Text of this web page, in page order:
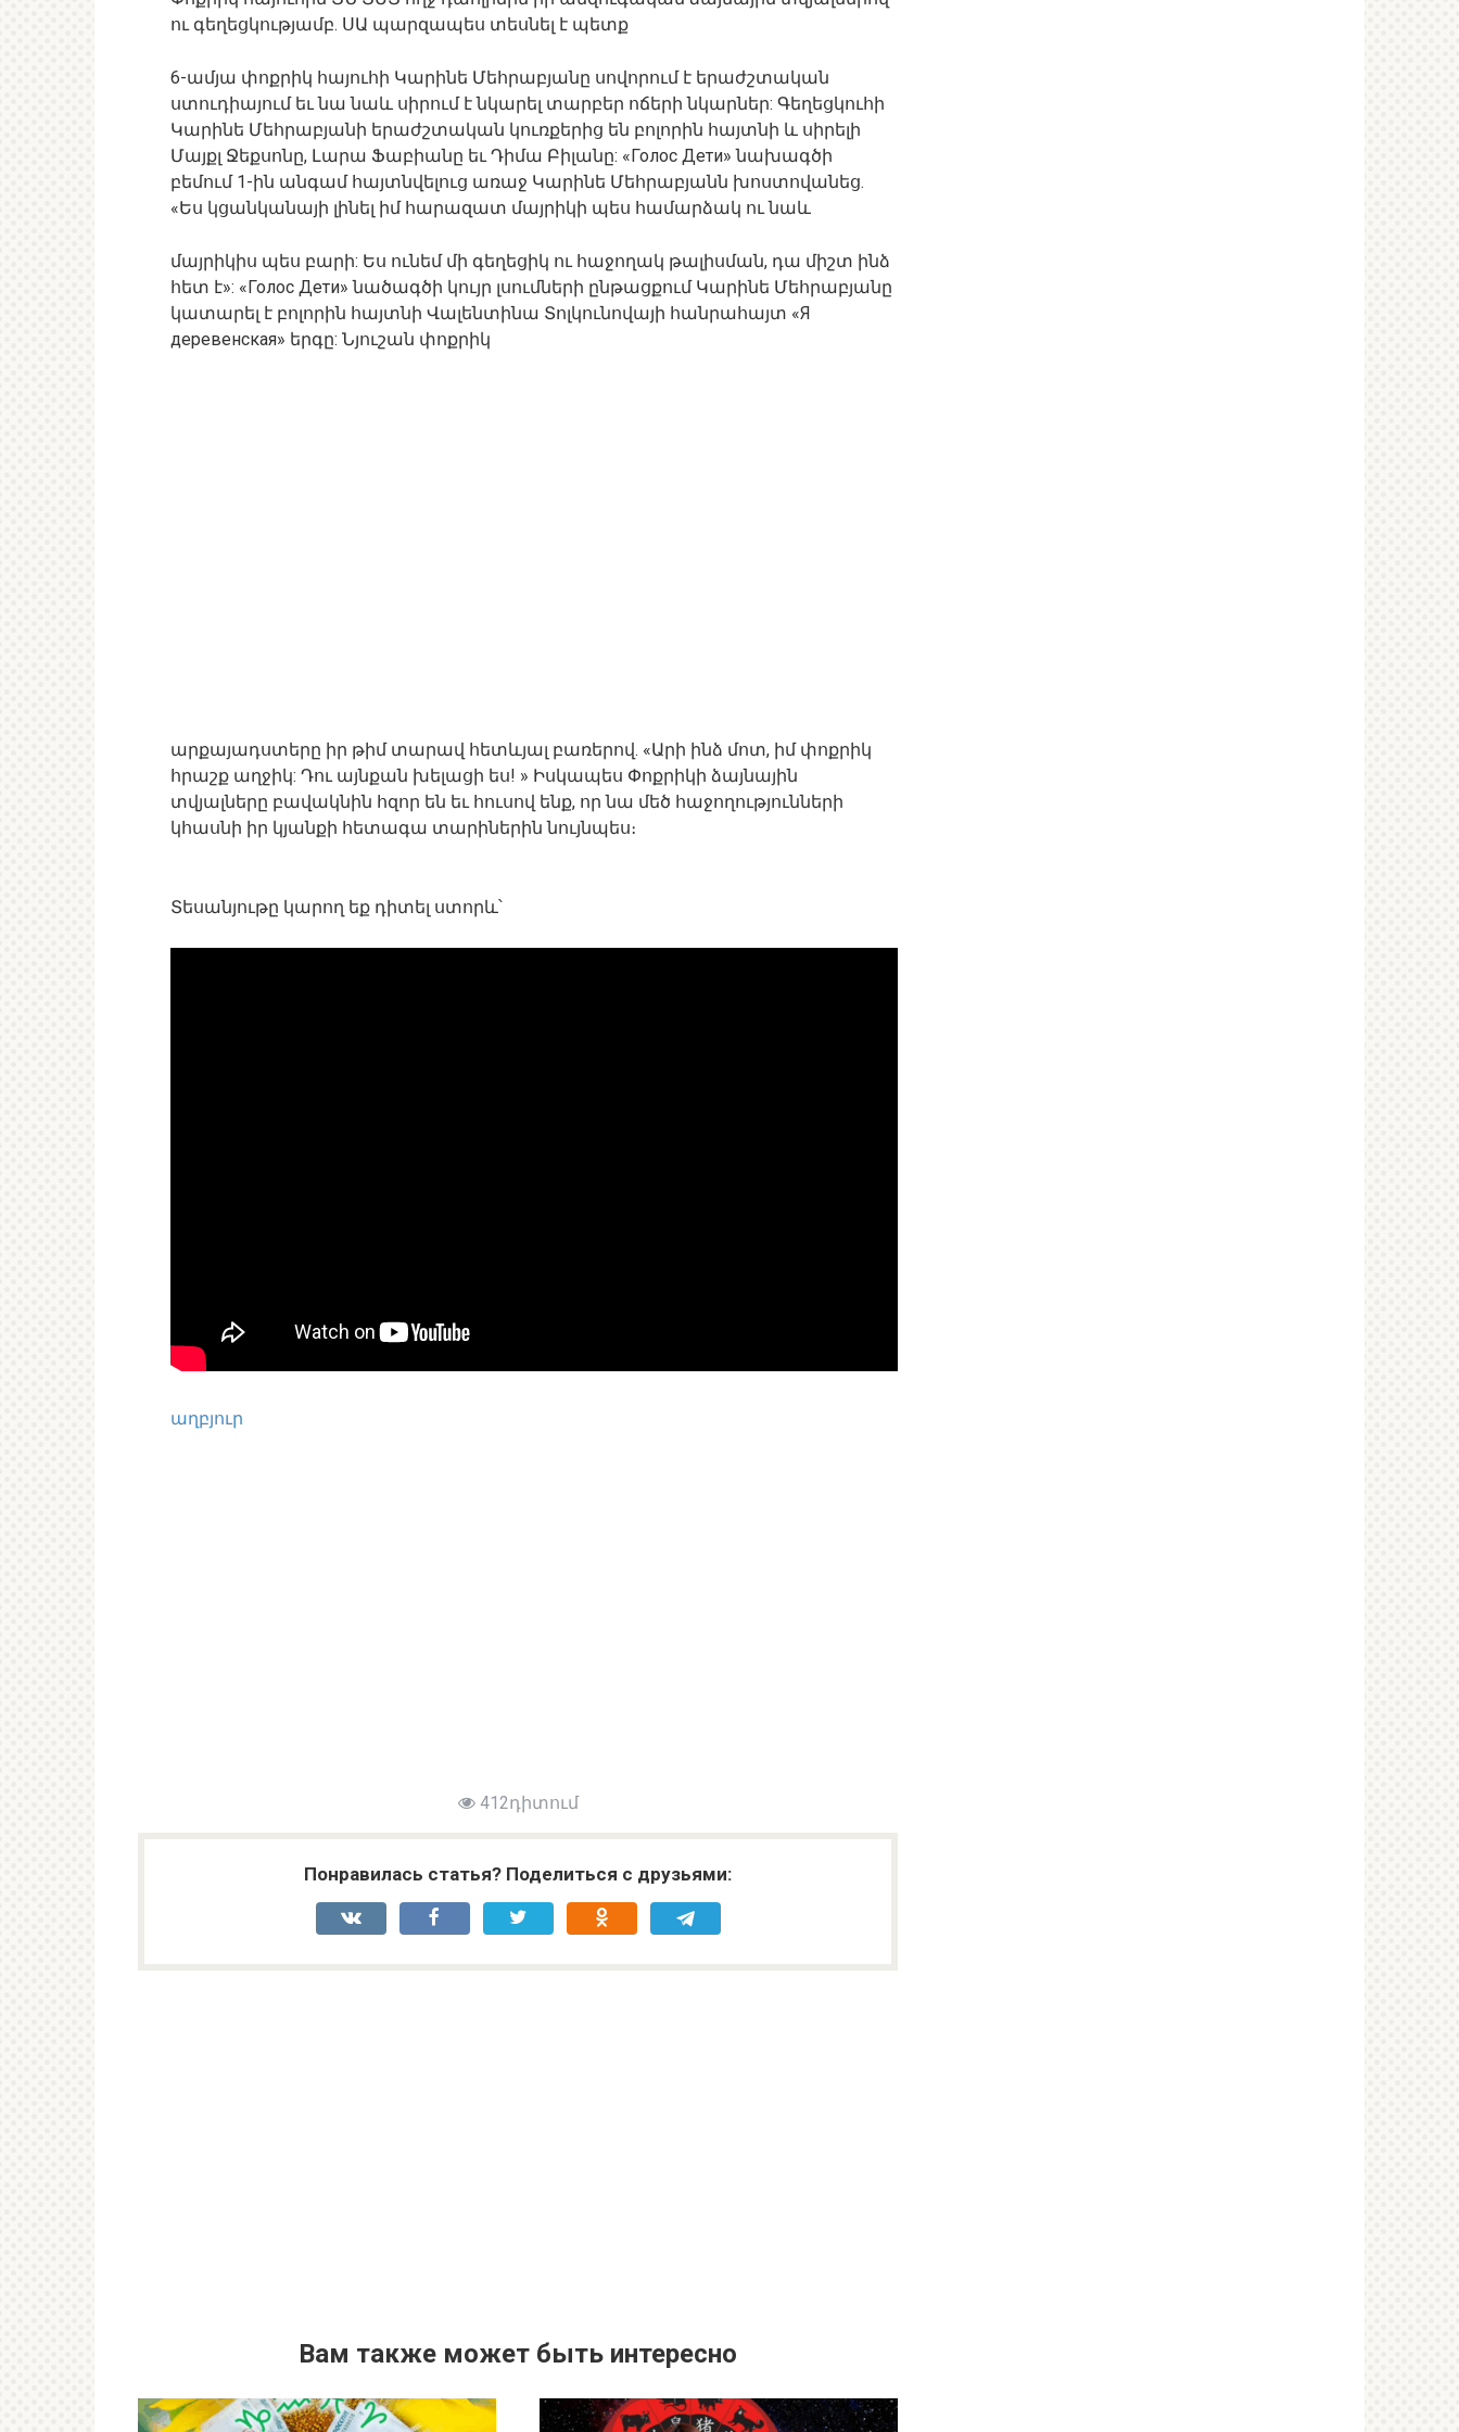
ու գեղեցկությամբ. ՍԱ պարզապես տեսնել է պետք
6-ամյա փոքրիկ հայուհի Կարինե Մեհրաբյանը սովորում է երաժշտական ​​
ստուդիայում եւ նա նաև սիրում է նկարել տարբեր ոճերի նկարներ: Գեղեցկուհի
Կարինե Մեհրաբյանի երաժշտական ​​կուռքերից են բոլորին հայտնի և սիրելի
Մայքլ Ջեքսոնը, Լարա Ֆաբիանը եւ Դիմա Բիլանը: «Голос Дети» նախագծի
բեմում 1-ին անգամ հայտնվելուց առաջ Կարինե Մեհրաբյանն խոստովանեց.
«Ես կցանկանայի լինել իմ հարազատ մայրիկի պես համարձակ ու նաև
մայրիկիս պես բարի: Ես ունեմ մի գեղեցիկ ու հաջողակ թալիսման, դա միշտ ինձ
հետ է»: «Голос Дети» նածագծի կույր լսումների ընթացքում Կարինե Մեհրաբյանը
կատարել է բոլորին հայտնի Վալենտինա Տոլկունովայի հանրահայտ «Я
деревенская» երգը: Նյուշան փոքրիկ
արքայադստերը իր թիմ տարավ հետևյալ բառերով. «Արի ինձ մոտ, իմ փոքրիկ
հրաշք աղջիկ: Դու այնքան խելացի ես! » Իսկապես Փոքրիկի ձայնային
տվյալները բավակնին հզոր են եւ հուսով ենք, որ նա մեծ հաջողությունների
կհասնի իր կյանքի հետագա տարիներին նույնպես։
Տեսանյութը կարող եք դիտել ստորև՝
աղբյուր
412դիտում
Понравилась статья? Поделиться с друзьями:
Вам также может быть интересно